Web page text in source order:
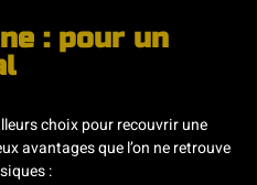
: pour un
choix pour recouvrir une
avantages que l’on ne retrouve
: